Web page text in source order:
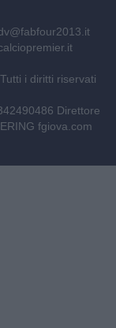
i diritti riservati
Direttore
fgiova.com